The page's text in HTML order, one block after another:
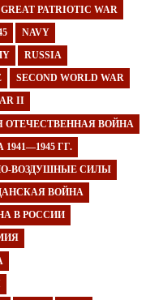
GREAT PATRIOTIC WAR
NAVY
RUSSIA
SECOND WORLD WAR
II
ОТЕЧЕСТВЕННАЯ ВОЙНА
ГГ.
ВОЗДУШНЫЕ СИЛЫ
ВОЙНА
В РОССИИ